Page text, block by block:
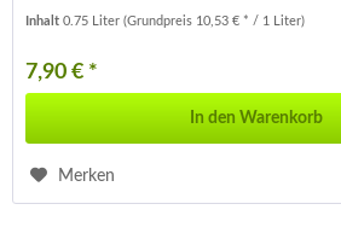
Inhalt0.75 Liter(Grundpreis 10,53 € * / 1 Liter)
7,90 € *
In den Warenkorb
Merken